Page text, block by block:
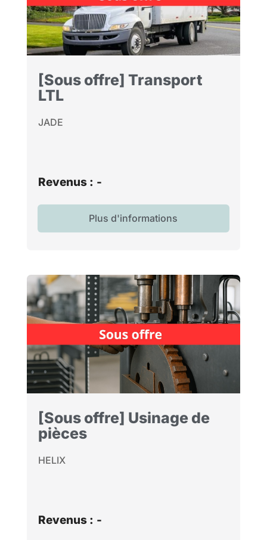
[Sous offre] Transport
LTL
JADE
Revenus : -
Plus d'informations
[Sous offre] Usinage de
pièces
HELIX
Revenus : -